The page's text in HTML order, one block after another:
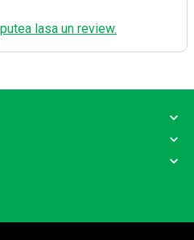
lasa un review.